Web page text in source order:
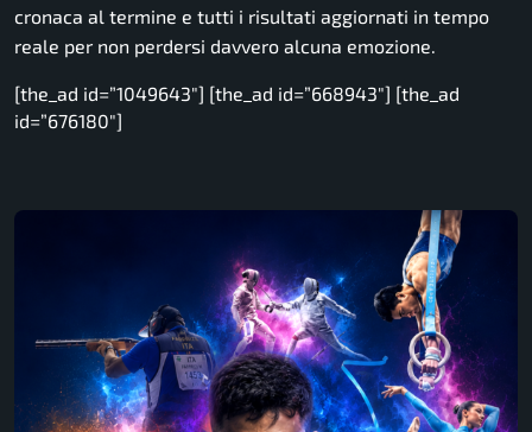
cronaca al termine e tutti i risultati aggiornati in tempo
reale per non perdersi davvero alcuna emozione.
[the_ad id=”1049643″] [the_ad id=”668943″] [the_ad
id=”676180″]